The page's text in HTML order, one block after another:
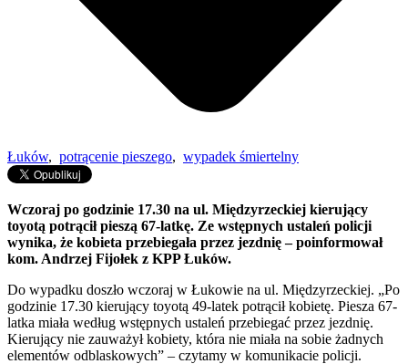
Łuków, potrącenie pieszego, wypadek śmiertelny
Wczoraj po godzinie 17.30 na ul. Międzyrzeckiej kierujący
toyotą potrącił pieszą 67-latkę. Ze wstępnych ustaleń policji
wynika, że kobieta przebiegała przez jezdnię – poinformował
kom. Andrzej Fijołek z KPP Łuków.
Do wypadku doszło wczoraj w Łukowie na ul. Międzyrzeckiej. „Po
godzinie 17.30 kierujący toyotą 49-latek potrącił kobietę. Piesza 67-
latka miała według wstępnych ustaleń przebiegać przez jezdnię.
Kierujący nie zauważył kobiety, która nie miała na sobie żadnych
elementów odblaskowych” – czytamy w komunikacie policji.